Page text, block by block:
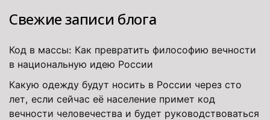
Свежие записи блога
Код в массы: Как превратить философию вечности
в национальную идею России
Какую одежду будут носить в России через сто
лет, если сейчас её население примет код
вечности человечества и будет руководствоваться